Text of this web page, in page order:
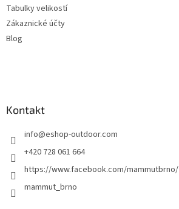
Tabulky velikostí
Zákaznické účty
Blog
Kontakt
info@eshop-outdoor.com
+420 728 061 664
https://www.facebook.com/mammutbrno/
mammut_brno